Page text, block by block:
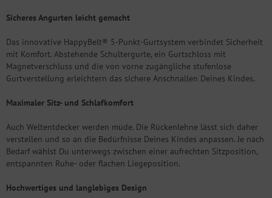
Sicheres Angurten leicht gemacht
Das innovative HappyBelt® 5-Punkt-Gurtsystem verbindet Sicherheit
mit Komfort. Abstehende Schultergurte, ein Gurtschloss mit
Magnetverschluss und die von vorne zugängliche stufenlose
Gurtverstellung erleichtern das sichere Anschnallen Deines Kindes.
Maximaler Sitz- und Schlafkomfort
Auch Weltentdecker werden müde. Die Rückenlehne lässt sich daher
verstellen und so an die Bedürfnisse Deines Kindes anpassen. Je nach
Bedarf wählst Du unterwegs zwischen einer aufrechten Sitzposition,
entspannten Ruhe- oder flachen Liegeposition.
Hochwertiges und langlebiges Design